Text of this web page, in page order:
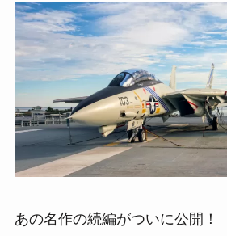
あの名作の続編がついに公開！